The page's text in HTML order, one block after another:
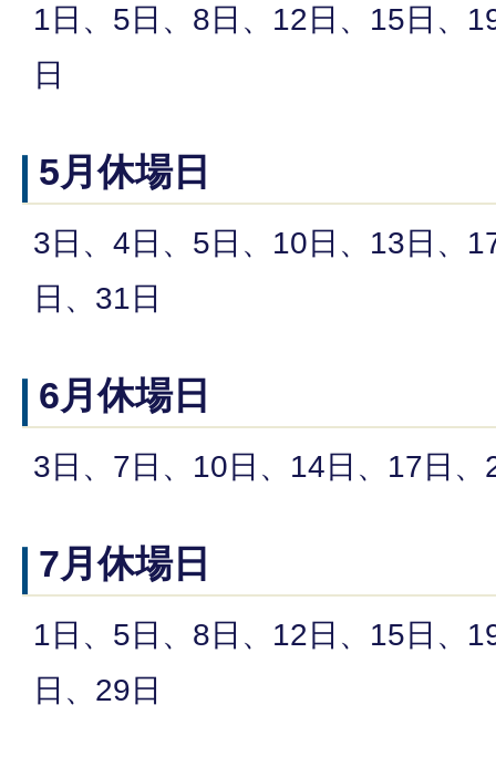
1日、5日、8日、12日、15日、
日
5月休場日
3日、4日、5日、10日、13日、
日、31日
6月休場日
3日、7日、10日、14日、17日
7月休場日
1日、5日、8日、12日、15日、
日、29日